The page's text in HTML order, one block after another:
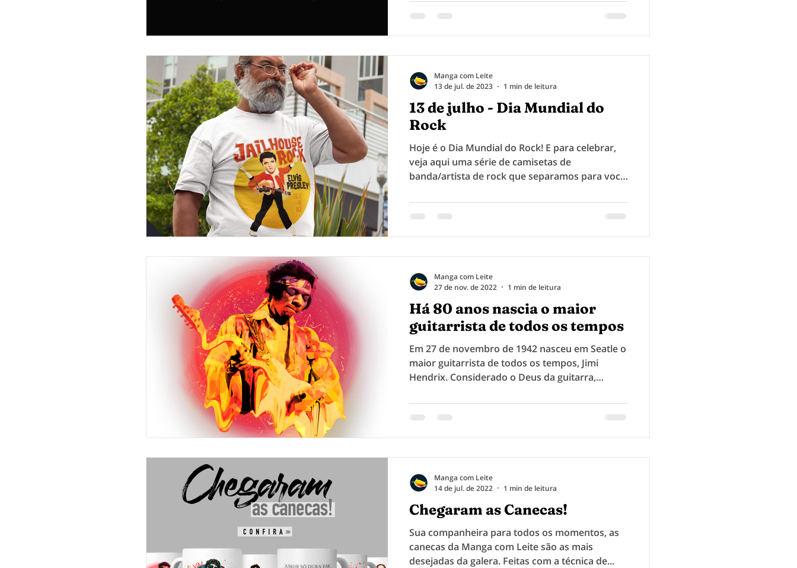
Completely Different Things, com início previsto
Manga com Leite!
13 de julho - Dia Mundial do
Rock
Hoje é o Dia Mundial do Rock! E para celebrar,
veja aqui uma série de camisetas de
banda/artista de rock que separamos para você
Manga com Leite
13 de jul. de 2023
1 min de leitura
Há 80 anos nascia o maior
guitarrista de todos os tempos
Em 27 de novembro de 1942 nasceu em Seatle o
maior guitarrista de todos os tempos, Jimi
Hendrix. Considerado o Deus da guitarra,
Manga com Leite
27 de nov. de 2022
1 min de leitura
Chegaram as Canecas!
Sua companheira para todos os momentos, as
canecas da Manga com Leite são as mais
desejadas da galera. Feitas com a técnica de...
Manga com Leite
14 de jul. de 2022
1 min de leitura